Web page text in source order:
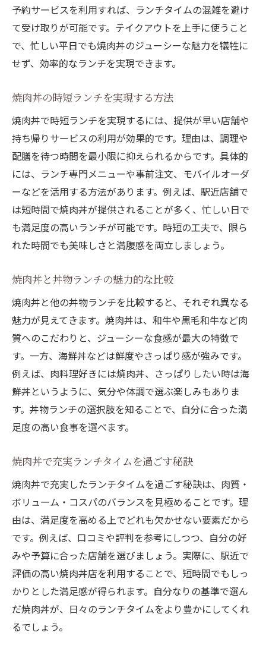
予約サービスを利用すれば、ランチタイムの混雑を避け
て受け取りが可能です。テイクアウトを上手に使うこと
で、忙しい平日でも焼肉丼のジューシーな魅力を犠牲に
せず、効率的なランチを実現できます。
焼肉丼の時短ランチを実現する方法
焼肉丼で時短ランチを実現するには、提供が早い店舗や
持ち帰りサービスの利用が効果的です。理由は、調理や
配膳を待つ時間を最小限に抑えられるからです。具体的
には、ランチ専門メニューや事前注文、モバイルオーダ
ーなどを活用する方法があります。例えば、駅近店舗で
は短時間で焼肉丼が提供されることが多く、忙しい日で
も満足度の高いランチが可能です。時短の工夫で、限ら
れた時間でも美味しさと満腹感を両立しましょう。
焼肉丼と丼物ランチの魅力的な比較
焼肉丼と他の丼物ランチを比較すると、それぞれ異なる
魅力が見えてきます。焼肉丼は、和牛や黒毛和牛など肉
質へのこだわりと、ジューシーな食感が最大の特徴で
す。一方、海鮮丼などは鮮度やさっぱり感が強みです。
例えば、肉料理好きには焼肉丼、さっぱりしたい時は海
鮮丼というように、気分や体調で選ぶ楽しみもありま
す。丼物ランチの選択肢を知ることで、自分に合った満
足度の高い食事を選べます。
焼肉丼で充実ランチタイムを過ごす秘訣
焼肉丼で充実したランチタイムを過ごす秘訣は、肉質・
ボリューム・コスパのバランスを見極めることです。理
由は、満足度を高める上でどれも欠かせない要素だから
です。例えば、口コミや評判を参考にしつつ、自分の好
みや予算に合った店舗を選びましょう。実際に、駅近で
評価の高い焼肉丼店を利用することで、短時間でもしっ
かりとした満足感が得られます。自分なりの基準で選ん
だ焼肉丼が、日々のランチタイムをより豊かにしてくれ
るでしょう。